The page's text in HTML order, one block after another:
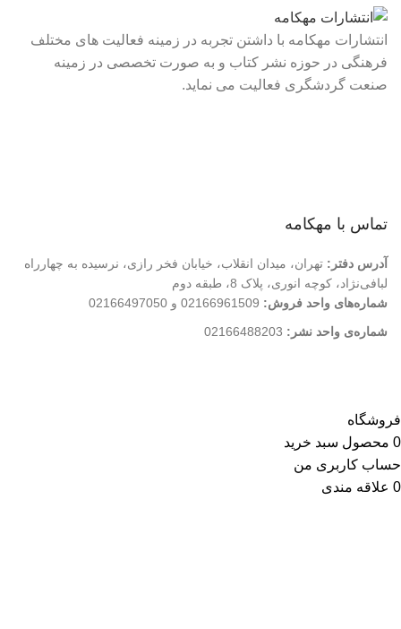
انتشارات مهکامه با داشتن تجربه در زمینه فعالیت های مختلف
فرهنگی در حوزه نشر کتاب و به صورت تخصصی در زمینه
صنعت گردشگری فعالیت می نماید.
تماس با مهکامه
آدرس دفتر: تهران، میدان انقلاب، خیابان فخر رازی، نرسیده به چهارراه
لبافی‌نژاد، کوچه انوری، پلاک 8، طبقه دوم
شماره‌های واحد فروش: 02166961509 و 02166497050
شماره‌‌ی واحد نشر:
فروشگاه
0 محصول سبد خرید
حساب کاربری من
0 علاقه مندی